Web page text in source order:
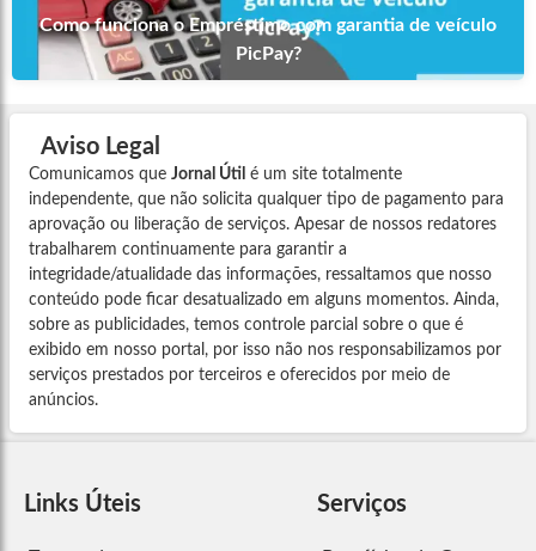
Como funciona o Empréstimo com garantia de veículo
PicPay?
Aviso Legal
Comunicamos que Jornal Útil é um site totalmente
independente, que não solicita qualquer tipo de pagamento para
aprovação ou liberação de serviços. Apesar de nossos redatores
trabalharem continuamente para garantir a
integridade/atualidade das informações, ressaltamos que nosso
conteúdo pode ficar desatualizado em alguns momentos. Ainda,
sobre as publicidades, temos controle parcial sobre o que é
exibido em nosso portal, por isso não nos responsabilizamos por
serviços prestados por terceiros e oferecidos por meio de
anúncios.
Links Úteis Serviços